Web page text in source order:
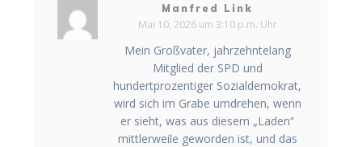
Manfred Link
Mai 10, 2026 um 3:10 p.m. Uhr
Mein Großvater, jahrzehntelang
Mitglied der SPD und
hundertprozentiger Sozialdemokrat,
wird sich im Grabe umdrehen, wenn
er sieht, was aus diesem „Laden“
mittlerweile geworden ist, und das